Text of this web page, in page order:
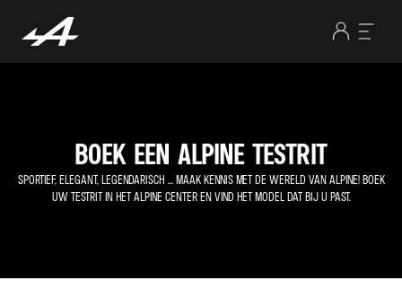
BOEK EEN ALPINE TESTRIT
SPORTIEF, ELEGANT, LEGENDARISCH ... MAAK KENNIS MET DE WERELD VAN ALPINE! BOEK
UW TESTRIT IN HET ALPINE CENTER EN VIND HET MODEL DAT BIJ U PAST.